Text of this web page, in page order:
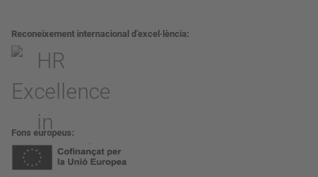
Reconeixement internacional d’excel·lència
Fons europeus